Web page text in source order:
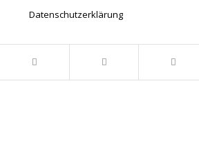
Datenschutzerklärung